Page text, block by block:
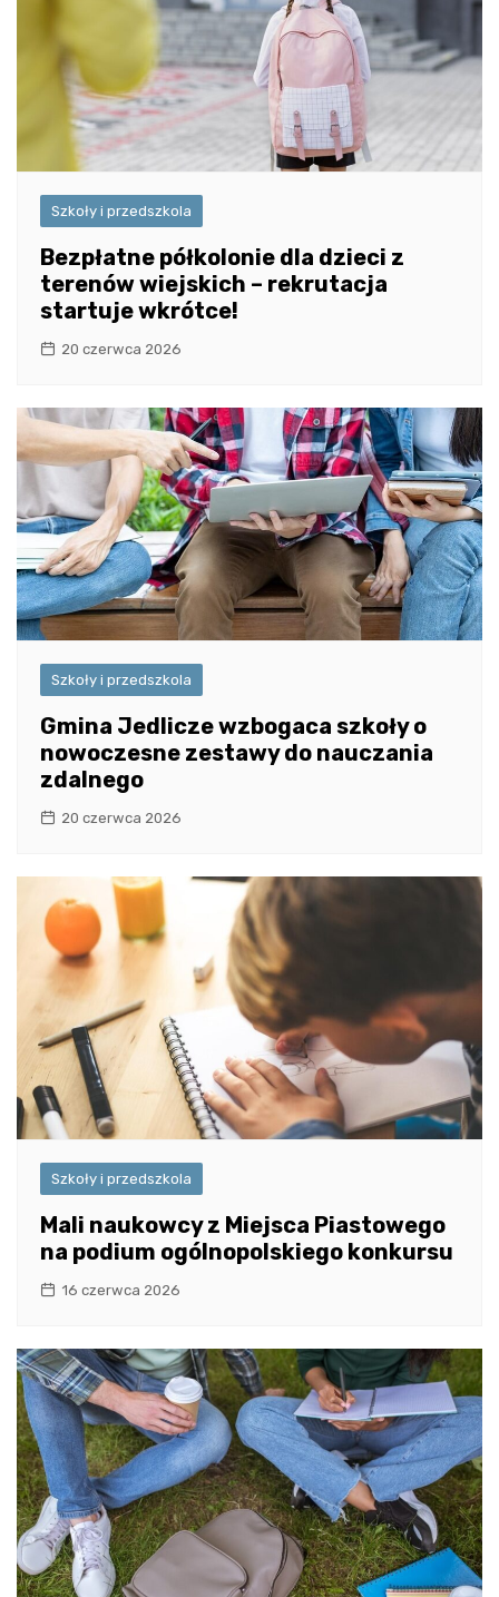
Szkoły i przedszkola
Bezpłatne półkolonie dla dzieci z
terenów wiejskich – rekrutacja
startuje wkrótce!
20 czerwca 2026
Szkoły i przedszkola
Gmina Jedlicze wzbogaca szkoły o
nowoczesne zestawy do nauczania
zdalnego
20 czerwca 2026
Szkoły i przedszkola
Mali naukowcy z Miejsca Piastowego
na podium ogólnopolskiego konkursu
16 czerwca 2026